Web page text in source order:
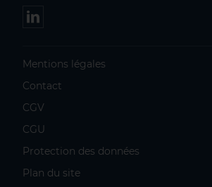
Mentions légales
Contact
CGV
CGU
Protection des données
Plan du site